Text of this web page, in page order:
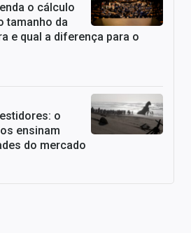
o cálculo
tamanho da
e qual a diferença para o
o
ensinam
do mercado